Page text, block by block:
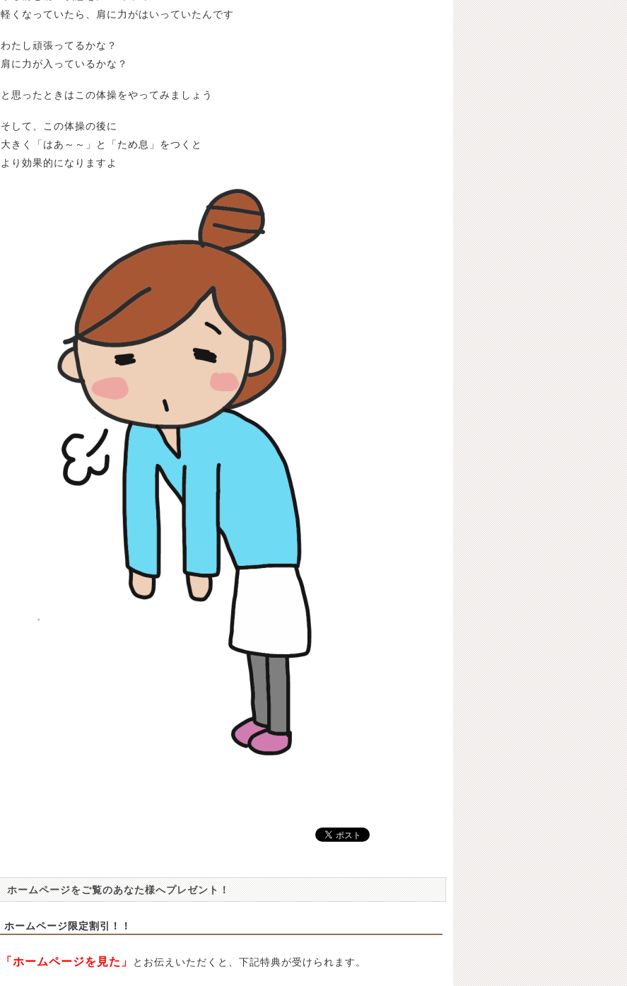
軽くなっていたら、肩に力がはいっていたんです
わたし頑張ってるかな？
肩に力が入っているかな？
と思ったときはこの体操をやってみましょう
そして、この体操の後に
大きく「はあ～～」と「ため息」をつくと
より効果的になりますよ
ホームページをご覧のあなた様へプレゼント！
ホームページ限定割引！！
「ホームページを見た」 とお伝えいただくと、下記特典が受けられます。